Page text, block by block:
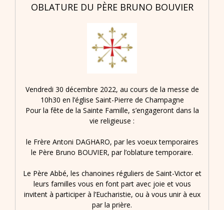
OBLATURE DU PÈRE BRUNO BOUVIER
Vendredi 30 décembre 2022, au cours de la messe de
10h30 en l’église Saint-Pierre de Champagne
Pour la fête de la Sainte Famille, s’engageront dans la
vie religieuse :
le Frère Antoni DAGHARO, par les voeux temporaires
le Père Bruno BOUVIER, par l’oblature temporaire.
Le Père Abbé, les chanoines réguliers de Saint-Victor et
leurs familles vous en font part avec joie et vous
invitent à participer à l’Eucharistie, ou à vous unir à eux
par la prière.